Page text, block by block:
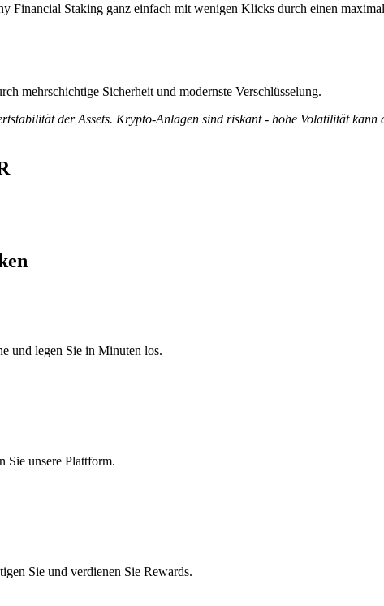
Financial Staking ganz einfach mit wenigen Klicks durch einen
mehrschichtige Sicherheit und modernste Verschlüsselung.
der Assets. Krypto-Anlagen sind riskant - hohe Volatilität kann
und legen Sie in Minuten los.
Sie unsere Plattform.
Sie und verdienen Sie Rewards.